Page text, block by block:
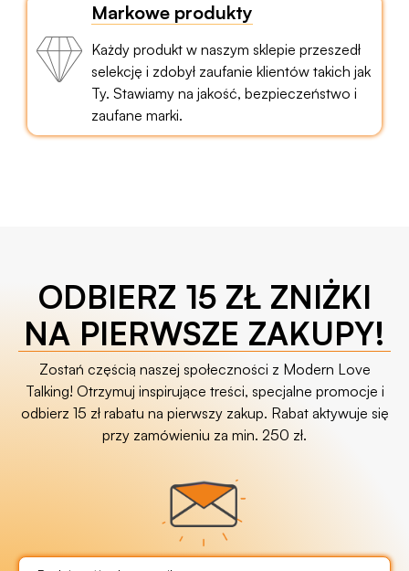
Markowe produkty
Każdy produkt w naszym sklepie przeszedł
selekcję i zdobył zaufanie klientów takich jak
Ty. Stawiamy na jakość, bezpieczeństwo i
zaufane marki.
ODBIERZ 15 ZŁ ZNIŻKI
NA PIERWSZE ZAKUPY!
Zostań częścią naszej społeczności z Modern Love
Talking! Otrzymuj inspirujące treści, specjalne promocje i
odbierz 15 zł rabatu na pierwszy zakup. Rabat aktywuje się
przy zamówieniu za min. 250 zł.